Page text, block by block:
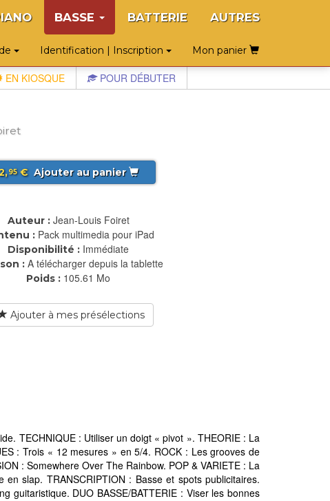
BASSE BATTERIE AUTRES
Identification | Inscription Mon panier
EN KIOSQUE POUR DÉBUTER
95€ Ajouter au panier
Auteur : Jean-Louis Foiret
: Pack multimedia pour iPad
Disponibilité : Immédiate
: A télécharger depuis la tablette
Poids : 105.61 Mo
Ajouter à mes présélections
TECHNIQUE : Utiliser un doigt « pivot ». THEORIE : La
: Trois « 12 mesures » en 5/4. ROCK : Les grooves de
: Somewhere Over The Rainbow. POP & VARIETE : La
slap. TRANSCRIPTION : Basse et spots publicitaires.
guitaristique. DUO BASSE/BATTERIE : Viser les bonnes